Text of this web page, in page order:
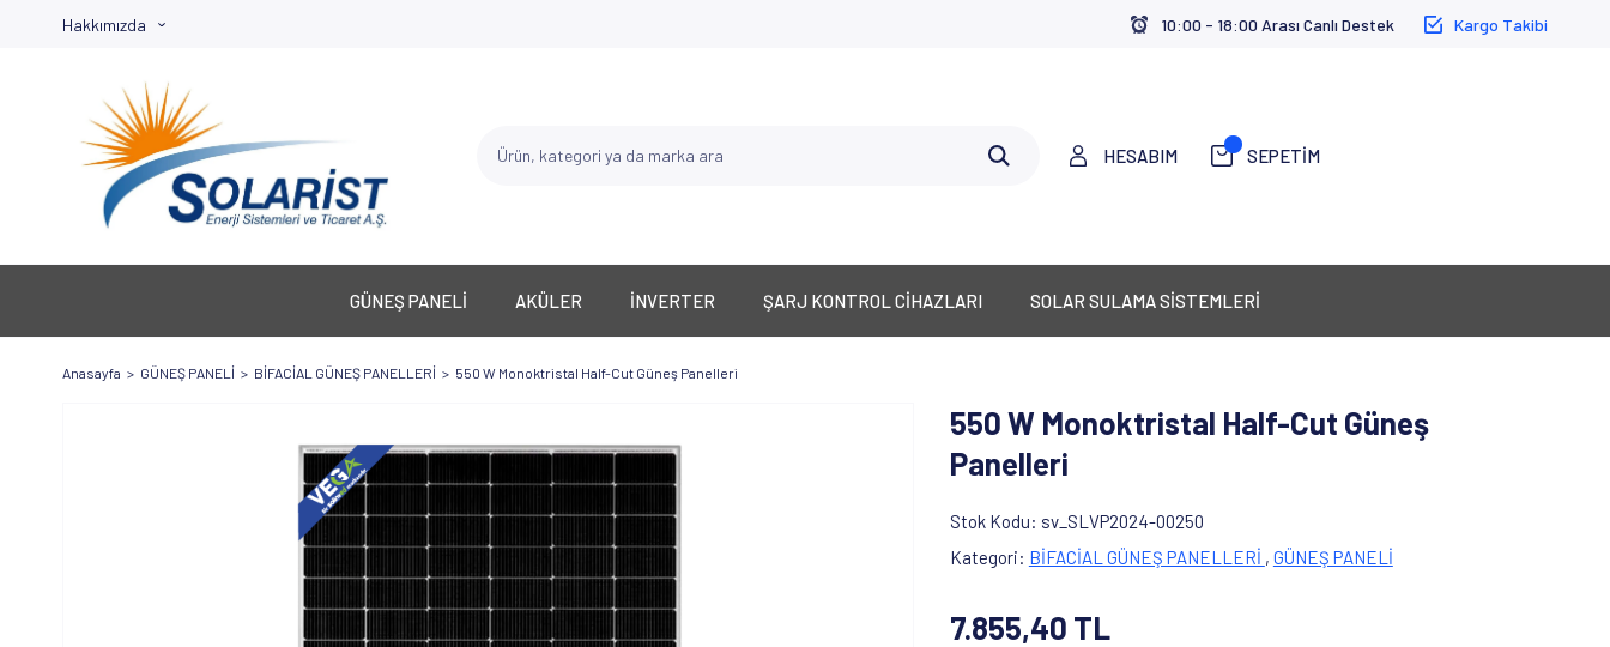
Hakkımızda 10:00 - 18:00 Arası Canlı Destek Kargo Takibi
HESABIM SEPETİM
GÜNEŞ PANELİ AKÜLER İNVERTER ŞARJ KONTROL CİHAZLARI SOLAR SULAMA SİSTEMLERİ
Anasayfa GÜNEŞ PANELİ BİFACİAL GÜNEŞ PANELLERİ 550 W Monoktristal Half-Cut Güneş Panelleri
550 W Monoktristal Half-Cut Güneş
Panelleri
Stok Kodu
sv_SLVP2024-00250
Kategori
BİFACİAL GÜNEŞ PANELLERİ , GÜNEŞ PANELİ
7.855,40 TL